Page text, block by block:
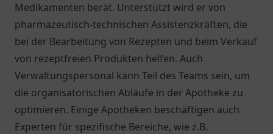
Medikamenten berät. Unterstützt wird er von
pharmazeutisch-technischen Assistenzkräften, die
bei der Bearbeitung von Rezepten und beim Verkauf
von rezeptfreien Produkten helfen. Auch
Verwaltungspersonal kann Teil des Teams sein, um
die organisatorischen Abläufe in der Apotheke zu
optimieren. Einige Apotheken beschäftigen auch
Experten für spezifische Bereiche, wie z.B.